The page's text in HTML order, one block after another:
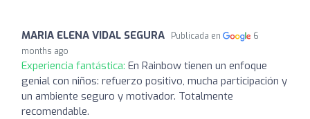
MARIA ELENA VIDAL SEGURA Publicada en
6
months ago
Experiencia fantástica: En Rainbow tienen un enfoque
genial con niños: refuerzo positivo, mucha participación y
un ambiente seguro y motivador. Totalmente
recomendable.